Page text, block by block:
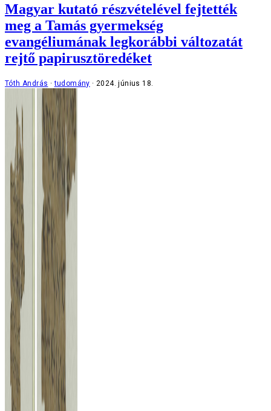
Magyar kutató részvételével fejtették
meg a Tamás gyermekség
evangéliumának legkorábbi változatát
rejtő papirusztöredéket
Tóth András tudomány 2024. június 18.